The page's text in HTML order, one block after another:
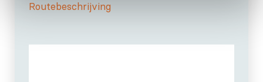
Routebeschrijving